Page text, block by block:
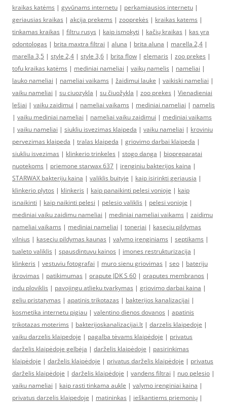
kraikas katėms | gyvūnams internetu | perkamiausios internetu |
geriausias kraikas | akcija prekems | zooprekės | kraikas katems |
tinkamas kraikas | filtru rusys | kaip ismokyti | kačių kraikas | kas yra
odontologas | brita maxtra filtrai | aluna | brita aluna | marella 2,4 |
marella 3,5 | style 2,4 | style 3,6 | brita flow | elemaris | zoo prekes |
tofu kraikas katėms | mediniai nameliai | vaikų namelis | nameliai |
lauko nameliai | nameliai vaikams | žaidimui lauke | vaikiski nameliai |
vaiku nameliai | su ciuozykla | su čiuožykla | zoo prekes | Vienadieniai
lęšiai | vaiku zaidimui | nameliai vaikams | mediniai nameliai | namelis
| vaiku mediniai nameliai | nameliai vaiku zaidimui | mediniai vaikams
| vaiku nameliai | siukliu isvezimas klaipeda | vaiku nameliai | kroviniu
pervezimas klaipeda | tralas klaipeda | griovimo darbai klaipeda |
siukliu isvezimas | klinkerio trinkeles | stogo danga | biopreparatai
nuotekoms | priemone starwax 637 | irenginiu bakterijos kaina |
STARWAX bakteriju kaina | valiklis buityje | kaip isirinkti geriausia |
klinkerio plytos | klinkeris | kaip panaikinti pelesi vonioje | kaip
isnaikinti | kaip naikinti pelesi | pelesio valiklis | pelesi vonioje |
mediniai vaiku zaidimu nameliai | mediniai nameliai vaikams | zaidimu
nameliai vaikams | mediniai nameliai | toneriai | kaseciu pildymas
vilnius | kaseciu pildymas kaunas | valymo įrenginiams | septikams |
tualeto valiklis | spausdintuvu kainos | imones restrukturizacija |
klinkeris | vestuviu fotografai | muro sienu griovimas | seo | bateriju
ikrovimas | patikimumas | orapute JDK S 60 | oraputes membranos |
indu ploviklis | pavojingu atlieku tvarkymas | griovimo darbai kaina |
geliu pristatymas | apatinis trikotazas | bakterijos kanalizacijai |
kosmetika internetu pigiau | valentino dienos dovanos | apatinis
trikotazas moterims | bakterijoskanalizacijai.lt | darzelis klaipedoje |
vaiku darzelis klaipedoje | pagalba tėvams klaipėdoje | privatus
darželis klaipėdoje gelbėja | darželis klaipėdoje | pasirinkimas
klaipėdoje | darželis klaipėdoje | privatus darželis klaipėdoje | privatus
darželis klaipėdoje | darželis klaipėdoje | vandens filtrai | nuo pelesio |
vaiku nameliai | kaip rasti tinkama aukle | valymo irenginiai kaina |
privatus darzelis klaipedoje | matininkas | ieškantiems priemonių |